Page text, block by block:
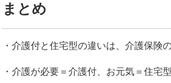
まとめ
・介護付と住宅型の違いは、介護保険
・介護が必要＝介護付、お元気＝住宅